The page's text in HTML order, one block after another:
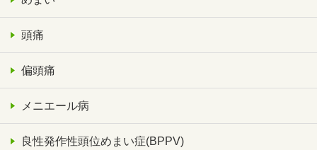
頭痛
偏頭痛
メニエール病
良性発作性頭位めまい症(BPPV)